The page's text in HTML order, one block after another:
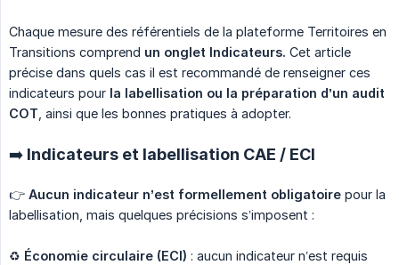
Chaque mesure des référentiels de la plateforme Territoires en
Transitions comprend un onglet Indicateurs. Cet article
précise dans quels cas il est recommandé de renseigner ces
indicateurs pour la labellisation ou la préparation d’un audit
COT , ainsi que les bonnes pratiques à adopter.
➡️ Indicateurs et labellisation CAE / ECI
👉 Aucun indicateur n’est formellement obligatoire pour la
labellisation, mais quelques précisions s’imposent :
♻️ Économie circulaire (ECI) : aucun indicateur n’est requis